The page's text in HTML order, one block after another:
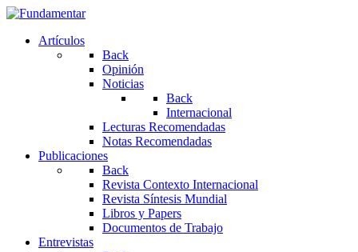
Artículos
Back
Opinión
Noticias
Back
Internacional
Lecturas Recomendadas
Notas Recomendadas
Publicaciones
Back
Revista Contexto Internacional
Revista Síntesis Mundial
Libros y Papers
Documentos de Trabajo
Entrevistas